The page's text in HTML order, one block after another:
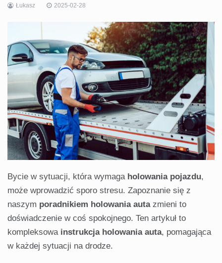
Łukasz 2025-02-28
Bycie w sytuacji, która wymaga holowania pojazdu,
może wprowadzić sporo stresu. Zapoznanie się z
naszym poradnikiem holowania autazmieni to
doświadczenie w coś spokojnego. Ten artykuł to
kompleksowa instrukcja holowania auta, pomagająca
w każdej sytuacji na drodze.